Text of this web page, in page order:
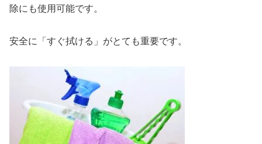
除にも使用可能です。
安全に「すぐ拭ける」がとても重要です。